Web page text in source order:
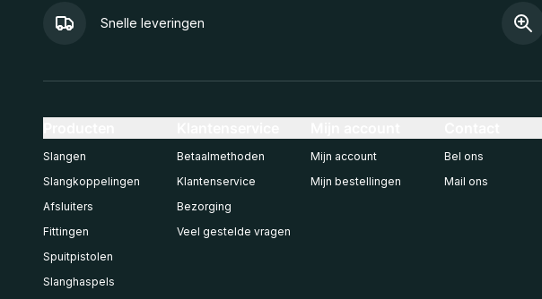
Snelle leveringen
Slangen
Slangkoppelingen
Afsluiters
Fittingen
Spuitpistolen
Slanghaspels
Betaalmethoden
Klantenservice
Bezorging
Veel gestelde vragen
Mijn account
Mijn bestellingen
Bel ons
Mail ons